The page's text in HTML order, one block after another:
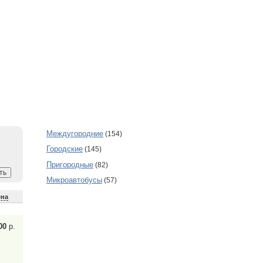
р.
Междугородние (154)
Городские (145)
Пригородные (82)
Микроавтобусы (57)